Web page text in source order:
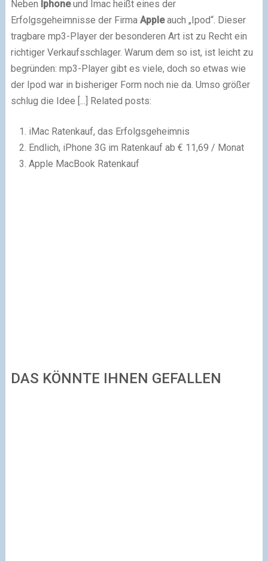
Neben Iphoneund Imac heißt eines der
Erfolgsgeheimnisse der Firma Appleauch „Ipod“. Dieser
tragbare mp3-Player der besonderen Art ist zu Recht ein
richtiger Verkaufsschlager. Warum dem so ist, ist leicht zu
begründen: mp3-Player gibt es viele, doch so etwas wie
der Ipod war in bisheriger Form noch nie da. Umso größer
schlug die Idee [...] Related posts:
iMac Ratenkauf, das Erfolgsgeheimnis
Endlich, iPhone 3G im Ratenkauf ab € 11,69 / Monat
Apple MacBook Ratenkauf
DAS KÖNNTE IHNEN GEFALLEN